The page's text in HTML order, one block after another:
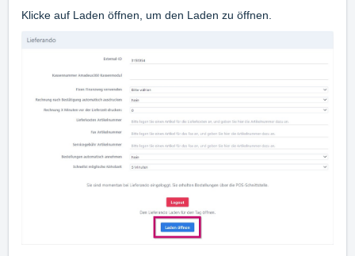
Klicke auf Laden öffnen, um den Laden zu öffnen.